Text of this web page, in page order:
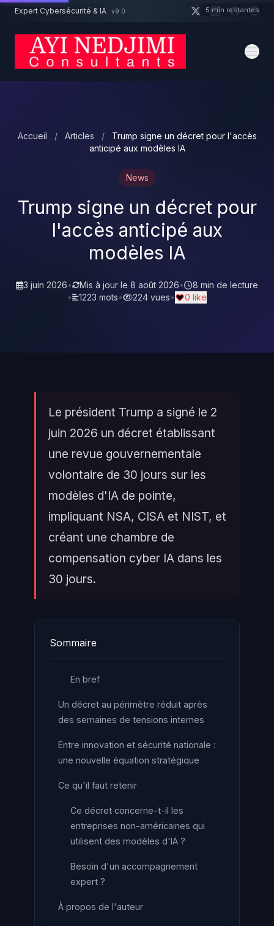
Aller au contenu principal
Expert Cybersécurité & IA v9.0
Accueil / Articles /
Trump signe un décret pour l'accès
anticipé aux modèles IA
News
Trump signe un décret pour
l'accès anticipé aux
modèles IA
3 juin 2026• Mis à jour le 8 août 2026•
8 min de lecture
•
1223 mots• 224 vues• 0 like
Le président Trump a signé le 2
juin 2026 un décret établissant
une revue gouvernementale
volontaire de 30 jours sur les
modèles d'IA de pointe,
impliquant NSA, CISA et NIST, et
créant une chambre de
compensation cyber IA dans les
30 jours.
Sommaire
En bref
Un décret au périmètre réduit après
des semaines de tensions internes
Entre innovation et sécurité nationale :
une nouvelle équation stratégique
Ce qu'il faut retenir
Ce décret concerne-t-il les
entreprises non-américaines qui
utilisent des modèles d'IA ?
Besoin d'un accompagnement
expert ?
À propos de l'auteur
Un projet cybersécurité ? 5 min restantes